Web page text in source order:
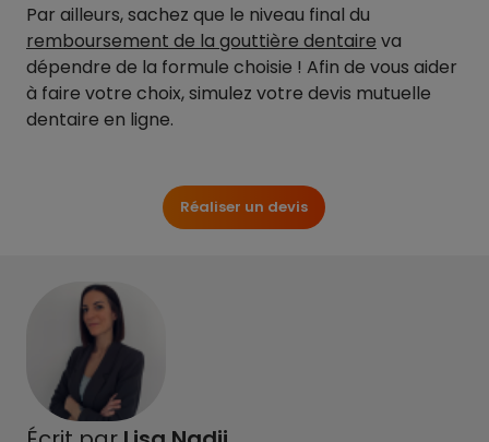
Par ailleurs, sachez que le niveau final du
remboursement de la gouttière dentaire va
dépendre de la formule choisie ! Afin de vous aider
à faire votre choix, simulez votre devis mutuelle
dentaire en ligne.
Réaliser un devis